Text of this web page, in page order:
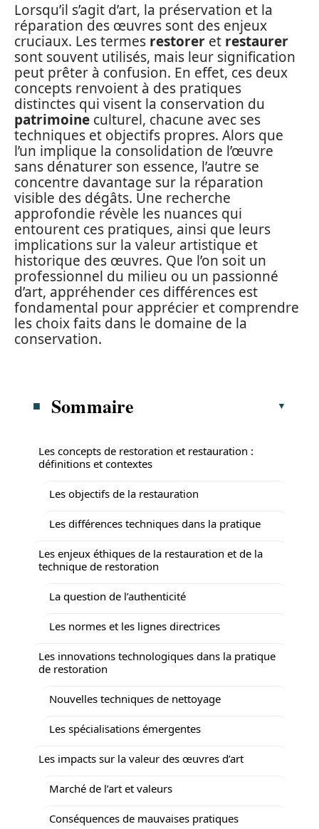
Lorsqu’il s’agit d’art, la préservation et la
réparation des œuvres sont des enjeux
cruciaux. Les termes restorer et restaurer
sont souvent utilisés, mais leur signification
peut prêter à confusion. En effet, ces deux
concepts renvoient à des pratiques
distinctes qui visent la conservation du
patrimoine culturel, chacune avec ses
techniques et objectifs propres. Alors que
l’un implique la consolidation de l’œuvre
sans dénaturer son essence, l’autre se
concentre davantage sur la réparation
visible des dégâts. Une recherche
approfondie révèle les nuances qui
entourent ces pratiques, ainsi que leurs
implications sur la valeur artistique et
historique des œuvres. Que l’on soit un
professionnel du milieu ou un passionné
d’art, appréhender ces différences est
fondamental pour apprécier et comprendre
les choix faits dans le domaine de la
conservation.
Sommaire
Les concepts de restoration et restauration :
définitions et contextes
Les objectifs de la restauration
Les différences techniques dans la pratique
Les enjeux éthiques de la restauration et de la
technique de restoration
La question de l’authenticité
Les normes et les lignes directrices
Les innovations technologiques dans la pratique
de restoration
Nouvelles techniques de nettoyage
Les spécialisations émergentes
Les impacts sur la valeur des œuvres d’art
Marché de l’art et valeurs
Conséquences de mauvaises pratiques